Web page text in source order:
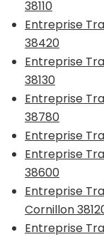
38110
Entreprise
38420
Entreprise
38130
Entreprise
38780
Entreprise
Entreprise
38600
Entreprise
Cornillon
Entreprise